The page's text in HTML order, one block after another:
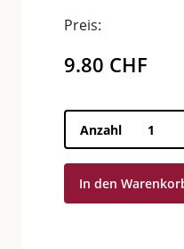
Preis:
9.80 CHF
Anzahl
Chasselas
Grand
Cru
Hans
In den